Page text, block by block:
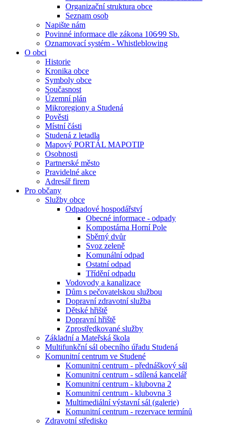
Organizační struktura obce
Seznam osob
Napište nám
Povinné informace dle zákona 106⁄99 Sb.
Oznamovací systém - Whistleblowing
O obci
Historie
Kronika obce
Symboly obce
Současnost
Územní plán
Mikroregiony a Studená
Pověsti
Místní části
Studená z letadla
Mapový PORTÁL MAPOTIP
Osobnosti
Partnerské město
Pravidelné akce
Adresář firem
Pro občany
Služby obce
Odpadové hospodářství
Obecné informace - odpady
Kompostárna Horní Pole
Sběrný dvůr
Svoz zeleně
Komunální odpad
Ostatní odpad
Třídění odpadu
Vodovody a kanalizace
Dům s pečovatelskou službou
Dopravní zdravotní služba
Dětské hřiště
Dopravní hřiště
Zprostředkované služby
Základní a Mateřská škola
Multifunkční sál obecního úřadu Studená
Komunitní centrum ve Studené
Komunitní centrum - přednáškový sál
Komunitní centrum - sdílená kancelář
Komunitní centrum - klubovna 2
Komunitní centrum - klubovna 3
Multimediální výstavní sál (galerie)
Komunitní centrum - rezervace termínů
Zdravotní středisko